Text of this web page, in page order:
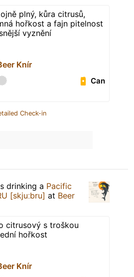
plný, kůra citrusů,
hořkost a fajn pitelnost
vyznění
Knír
Can
Check-in
drinking a Pacific
[skjuːbru] at Beer
citrusový s troškou
hořkost
Knír